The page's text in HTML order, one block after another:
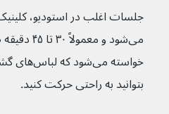
جلسات اغلب در استودیو،
خواسته
بتوانید به راحتی حرکت کنید.